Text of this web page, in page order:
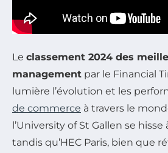
Le classement 2024 des
management par le Financial
lumière l’évolution et les
de commerce à travers le
l’University of St Gallen se
tandis qu’HEC Paris, bien que